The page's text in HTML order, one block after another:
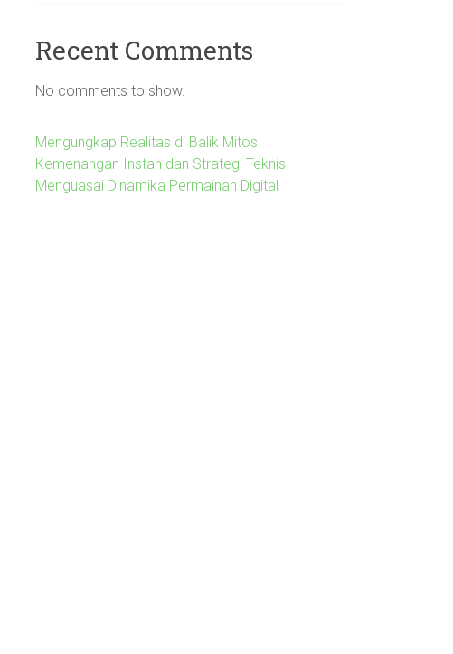
Recent Comments
No comments to show.
Mengungkap Realitas di Balik Mitos
Kemenangan Instan dan Strategi Teknis
Menguasai Dinamika Permainan Digital